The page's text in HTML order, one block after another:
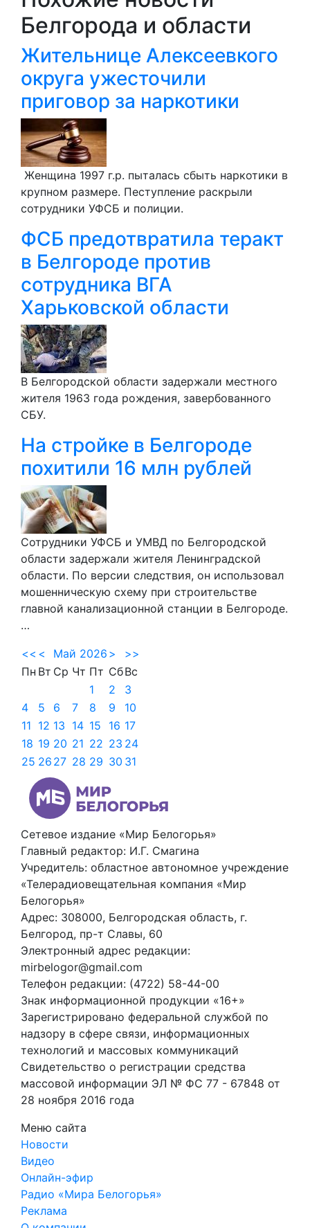
Белгорода и области
Жительнице Алексеевкого
округа ужесточили
приговор за наркотики
Женщина 1997 г.р. пыталась сбыть наркотики в
крупном размере. Пеступление раскрыли
сотрудники УФСБ и полиции.
ФСБ предотвратила теракт
в Белгороде против
сотрудника ВГА
Харьковской области
В Белгородской области задержали местного
жителя 1963 года рождения, завербованного
СБУ.
На стройке в Белгороде
похитили 16 млн рублей
Сотрудники УФСБ и УМВД по Белгородской
области задержали жителя Ленинградской
области. По версии следствия, он использовал
мошенническую схему при строительстве
главной канализационной станции в Белгороде.
…
<< < Май 2026 >
>>
Пн Вт Ср Чт Пт СбВс
1
2
3
4
5 6 7 8 9
10
11 12 13 14 15 16 17
18 19 20 21 22 23 24
25 26 27 28 29 30 31
Сетевое издание «Мир Белогорья»
Главный редактор: И.Г. Смагина
Учредитель: областное автономное учреждение
«Телерадиовещательная компания «Мир
Белогорья»
Адрес: 308000, Белгородская область, г.
Белгород, пр-т Славы, 60
Электронный адрес редакции:
mirbelogor@gmail.com
Телефон редакции: (4722) 58-44-00
Знак информационной продукции «16+»
Зарегистрировано федеральной службой по
надзору в сфере связи, информационных
технологий и массовых коммуникаций
Свидетельство о регистрации средства
массовой информации ЭЛ № ФС 77 - 67848 от
28 ноября 2016 года
Меню сайта
Новости
Видео
Онлайн-эфир
Радио «Мира Белогорья»
Реклама